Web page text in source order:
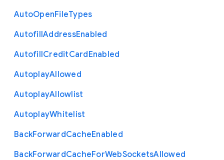
AutoOpenFileTypes
AutofillAddressEnabled
AutofillCreditCardEnabled
AutoplayAllowed
AutoplayAllowlist
AutoplayWhitelist
BackForwardCacheEnabled
BackForwardCacheForWebSocketsAllowed